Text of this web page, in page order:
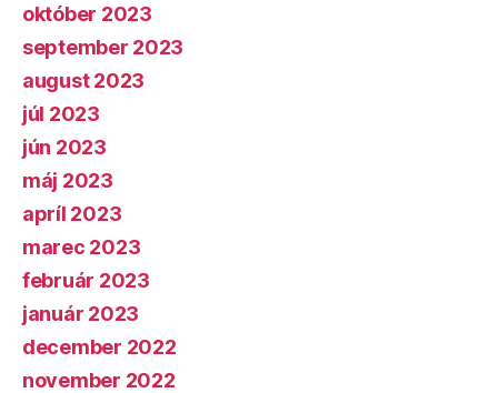
október 2023
september 2023
august 2023
júl 2023
jún 2023
máj 2023
apríl 2023
marec 2023
február 2023
január 2023
december 2022
november 2022